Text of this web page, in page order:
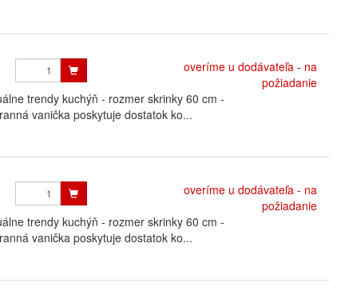
overíme u dodávateľa - na
požiadanie
trendy kuchýň - rozmer skrinky 60 cm -
vanička poskytuje dostatok ko...
overíme u dodávateľa - na
požiadanie
trendy kuchýň - rozmer skrinky 60 cm -
vanička poskytuje dostatok ko...